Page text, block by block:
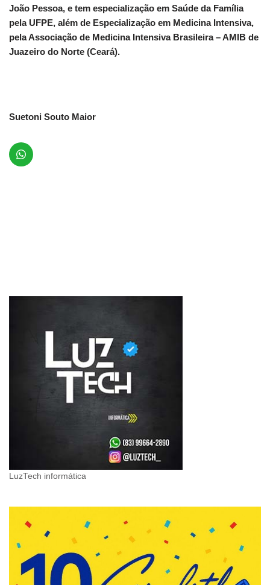
João Pessoa, e tem especialização em Saúde da Família
pela UFPE, além de Especialização em Medicina Intensiva,
pela Associação de Medicina Intensiva Brasileira – AMIB de
Juazeiro do Norte (Ceará).
Suetoni Souto Maior
LuzTech informática